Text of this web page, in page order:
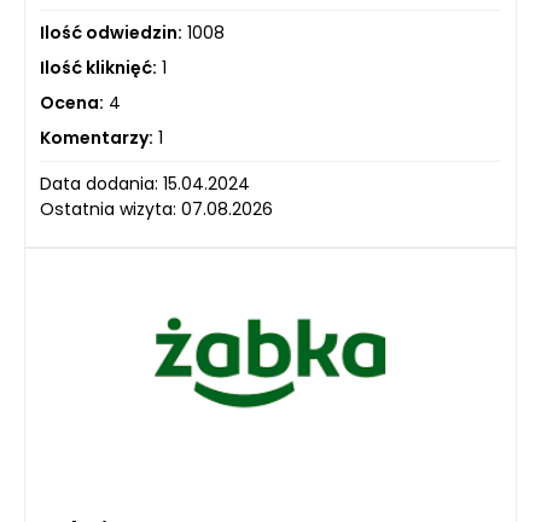
Ilość odwiedzin: 1008
Ilość kliknięć: 1
Ocena: 4
Komentarzy: 1
Data dodania: 15.04.2024
Ostatnia wizyta: 07.08.2026